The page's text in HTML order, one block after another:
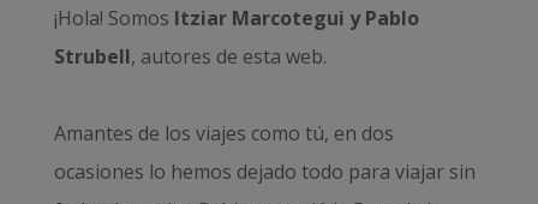
¡Hola! Somos Itziar Marcotegui y Pablo
Strubell, autores de esta web.
Amantes de los viajes como tú, en dos
ocasiones lo hemos dejado todo para viajar sin